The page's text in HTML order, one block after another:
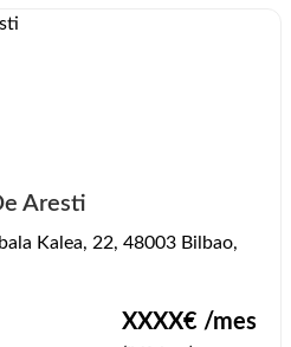
Aresti
Kalea, 22, 48003 Bilbao,
XXXX€ /mes